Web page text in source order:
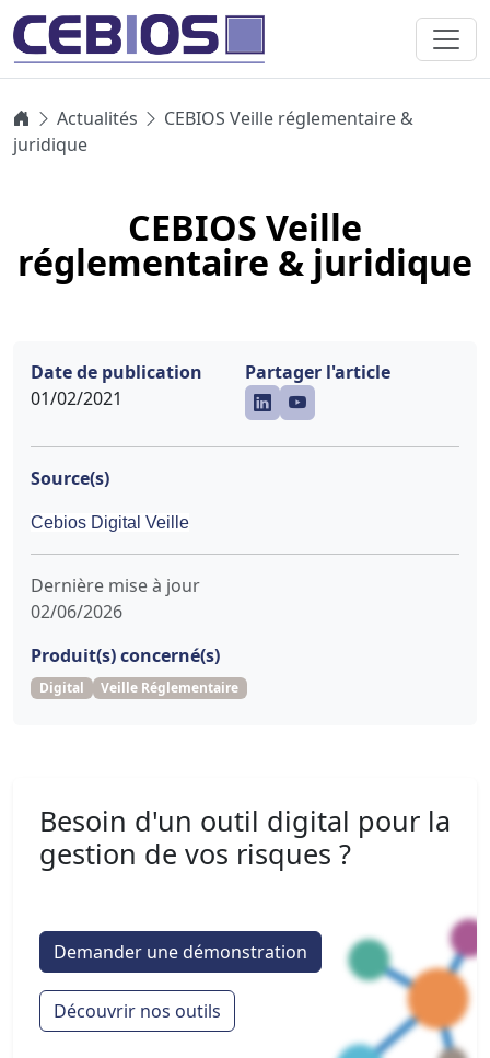
Actualités
CEBIOS Veille réglementaire &
juridique
CEBIOS Veille
réglementaire & juridique
Date de publication
01/02/2021
Partager l'article
Source(s)
Cebios Digital Veille
Dernière mise à jour
02/06/2026
Produit(s) concerné(s)
Digital Veille Réglementaire
Besoin d'un outil digital pour la
gestion de vos risques ?
Demander une démonstration
Découvrir nos outils